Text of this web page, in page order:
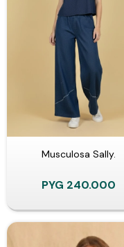
Musculosa Sally.
PYG 240.000